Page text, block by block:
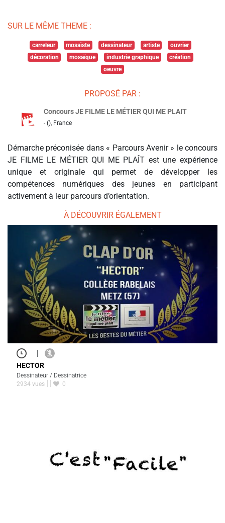
SUR LE MÊME THEME :
carreleur mosaïste dessinateur artiste
ouvrier
décoration
mosaïque industrie graphique
création
oeuvre
PROPOSÉ PAR :
Concours JE FILME LE MÉTIER QUI ME PLAIT
- (), France
Démarche préconisée dans « Parcours Avenir » le concours
JE FILME LE MÉTIER QUI ME PLAÎT est une expérience
unique et originale qui permet de développer les
compétences numériques des jeunes en participant
activement à leur parcours d’orientation.
À DÉCOUVRIR ÉGALEMENT
|
HECTOR
Dessinateur / Dessinatrice
2934 vues
0